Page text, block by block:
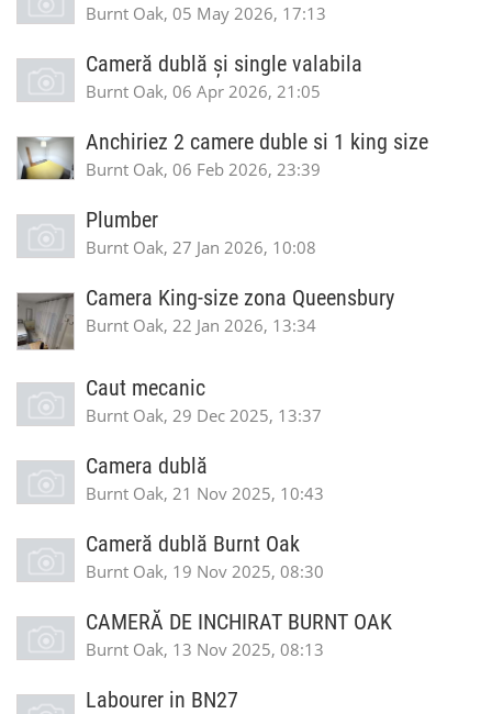
Burnt Oak, 05 May 2026, 17:13
Cameră dublă și single valabila
Burnt Oak, 06 Apr 2026, 21:05
Anchiriez 2 camere duble si 1 king size
Burnt Oak, 06 Feb 2026, 23:39
Plumber
Burnt Oak, 27 Jan 2026, 10:08
Camera King-size zona Queensbury
Burnt Oak, 22 Jan 2026, 13:34
Caut mecanic
Burnt Oak, 29 Dec 2025, 13:37
Camera dublă
Burnt Oak, 21 Nov 2025, 10:43
Cameră dublă Burnt Oak
Burnt Oak, 19 Nov 2025, 08:30
CAMERĂ DE INCHIRAT BURNT OAK
Burnt Oak, 13 Nov 2025, 08:13
Labourer in BN27